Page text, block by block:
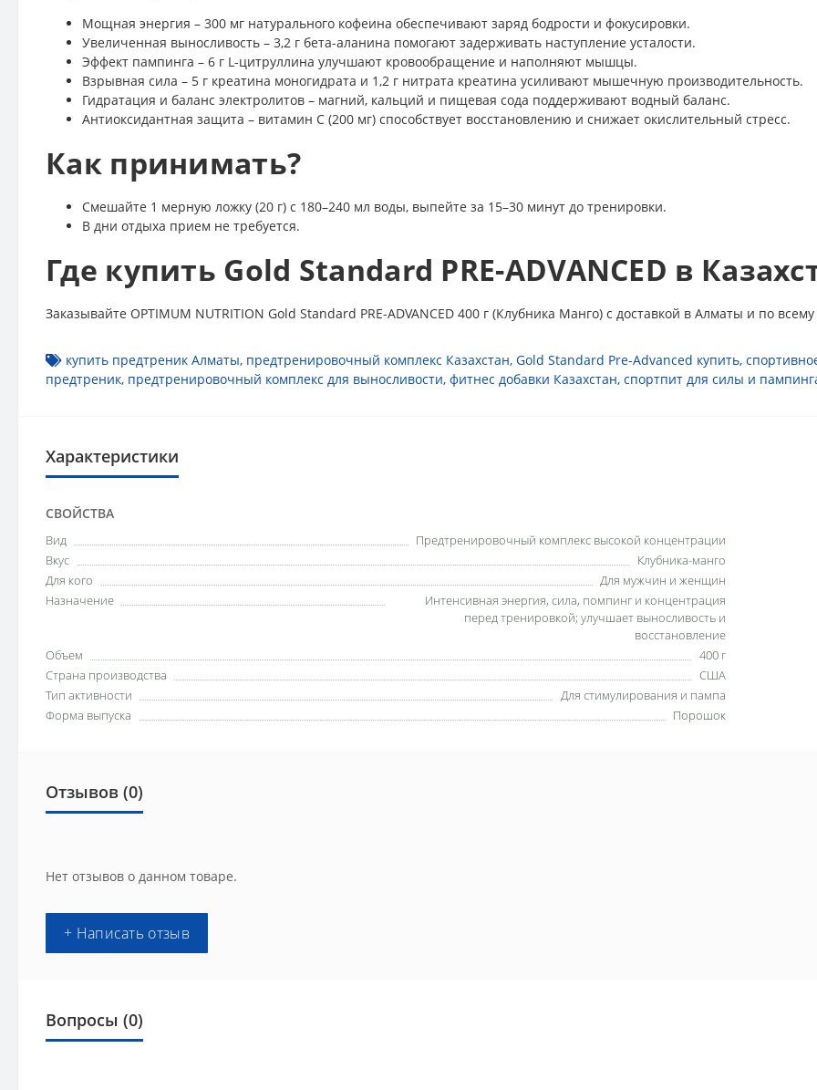
Мощная энергия – 300 мг натурального кофеина обеспечивают заряд бодрости и фокусировки.
Увеличенная выносливость – 3,2 г бета-аланина помогают задерживать наступление усталости.
Эффект пампинга – 6 г L-цитруллина улучшают кровообращение и наполняют мышцы.
Взрывная сила – 5 г креатина моногидрата и 1,2 г нитрата креатина усиливают мышечную производительность.
Гидратация и баланс электролитов – магний, кальций и пищевая сода поддерживают водный баланс.
Антиоксидантная защита – витамин C (200 мг) способствует восстановлению и снижает окислительный стресс.
Как принимать?
Смешайте 1 мерную ложку (20 г) с 180–240 мл воды, выпейте за 15–30 минут до тренировки.
В дни отдыха прием не требуется.
Где купить Gold Standard PRE-ADVANCED в
Заказывайте OPTIMUM NUTRITION Gold Standard PRE-ADVANCED 400 г (Клубника Манго) с доставкой в Алматы и по
купить предтреник Алматы, предтренировочный комплекс Казахстан, Gold Standard Pre-Advanced купить,
предтреник, предтренировочный комплекс для выносливости, фитнес добавки Казахстан, спортпит для силы и
Характеристики
СВОЙСТВА
Вид
Предтренировочный комплекс высокой концентрации
Вкус
Клубника-манго
Для кого
Для мужчин и женщин
Назначение
Интенсивная энергия, сила, помпинг и концентрация
перед тренировкой; улучшает выносливость и
восстановление
Объем
400 г
Страна производства
США
Тип активности
Для стимулирования и пампа
Форма выпуска
Порошок
Отзывов (0)
Нет отзывов о данном товаре.
+ Написать отзыв
Вопросы (0)